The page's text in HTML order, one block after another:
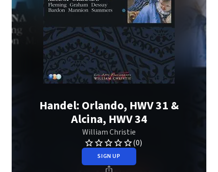
Handel: Orlando, HWV 31 &
Alcina, HWV 34
William Christie
(0)
SIGN UP